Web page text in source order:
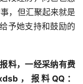
，但汇聚起来就是
予她支持和鼓励的
料，一经采纳有费
，报料QQ：